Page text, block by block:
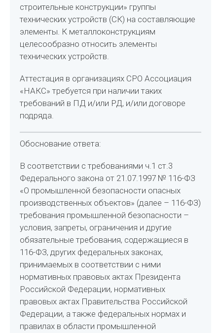
строительные конструкции» группы
технических устройств (СК) на составляющие
элементы. К металлоконструкциям
целесообразно относить элементы
технических устройств.
Аттестация в организациях СРО Ассоциация
«НАКС» требуется при наличии таких
требований в ПД и/или РД, и/или договоре
подряда.
Обоснование ответа:
В соответствии с требованиями ч.1 ст.3
Федерального закона от 21.07.1997 № 116-ФЗ
«О промышленной безопасности опасных
производственных объектов» (далее – 116-ФЗ)
требования промышленной безопасности –
условия, запреты, ограничения и другие
обязательные требования, содержащиеся в
116-ФЗ, других федеральных законах,
принимаемых в соответствии с ними
нормативных правовых актах Президента
Российской Федерации, нормативных
правовых актах Правительства Российской
Федерации, а также федеральных нормах и
правилах в области промышленной